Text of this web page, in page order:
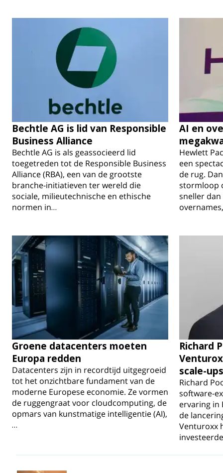
Bechtle AG is lid van Responsible
Business Alliance
Bechtle AG is als geassocieerd lid
toegetreden tot de Responsible Business
Alliance (RBA), een van de grootste
branche-initiatieven ter wereld die
sociale, milieutechnische en ethische
normen in…
AI en
Hewlett
een
de rug.
stormloop
sneller dan
Groene datacenters moeten
Europa redden
Datacenters zijn in recordtijd uitgegroeid
tot het onzichtbare fundament van de
moderne Europese economie. Ze vormen
de ruggengraat voor cloudcomputing, de
opmars van kunstmatige intelligentie (AI),
…
Richard
scale-
Richard
software-
ervaring in
de
Venturoxx